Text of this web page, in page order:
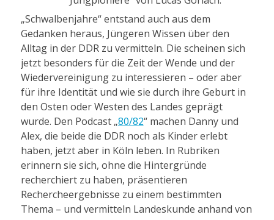
„Schwalbenjahre“ entstand auch aus dem
Gedanken heraus, Jüngeren Wissen über den
Alltag in der DDR zu vermitteln. Die scheinen sich
jetzt besonders für die Zeit der Wende und der
Wiedervereinigung zu interessieren – oder aber
für ihre Identität und wie sie durch ihre Geburt in
den Osten oder Westen des Landes geprägt
wurde. Den Podcast „80/82“ machen Danny und
Alex, die beide die DDR noch als Kinder erlebt
haben, jetzt aber in Köln leben. In Rubriken
erinnern sie sich, ohne die Hintergründe
recherchiert zu haben, präsentieren
Rechercheergebnisse zu einem bestimmten
Thema – und vermitteln Landeskunde anhand von